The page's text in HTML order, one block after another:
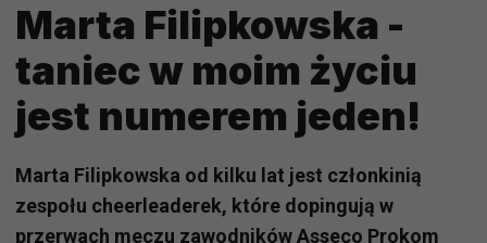
Marta Filipkowska -
taniec w moim życiu
jest numerem jeden!
Marta Filipkowska od kilku lat jest członkinią
zespołu cheerleaderek, które dopingują w
przerwach meczu zawodników Asseco Prokom